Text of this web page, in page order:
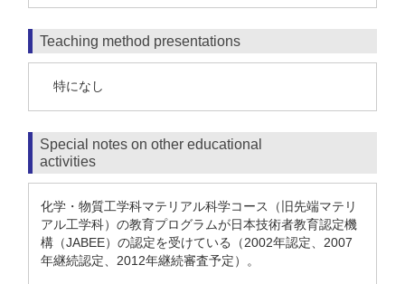
Teaching method presentations
特になし
Special notes on other educational
activities
化学・物質工学科マテリアル科学コース（旧先端マテリ
アル工学科）の教育プログラムが日本技術者教育認定機
構（JABEE）の認定を受けている（2002年認定、2007
年継続認定、2012年継続審査予定）。